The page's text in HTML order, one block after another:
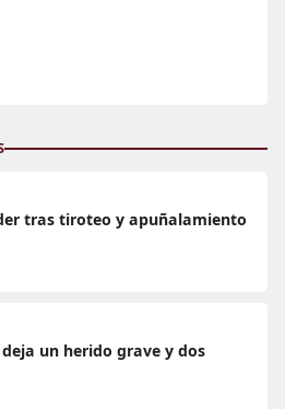
tras tiroteo y apuñalamiento
un herido grave y dos